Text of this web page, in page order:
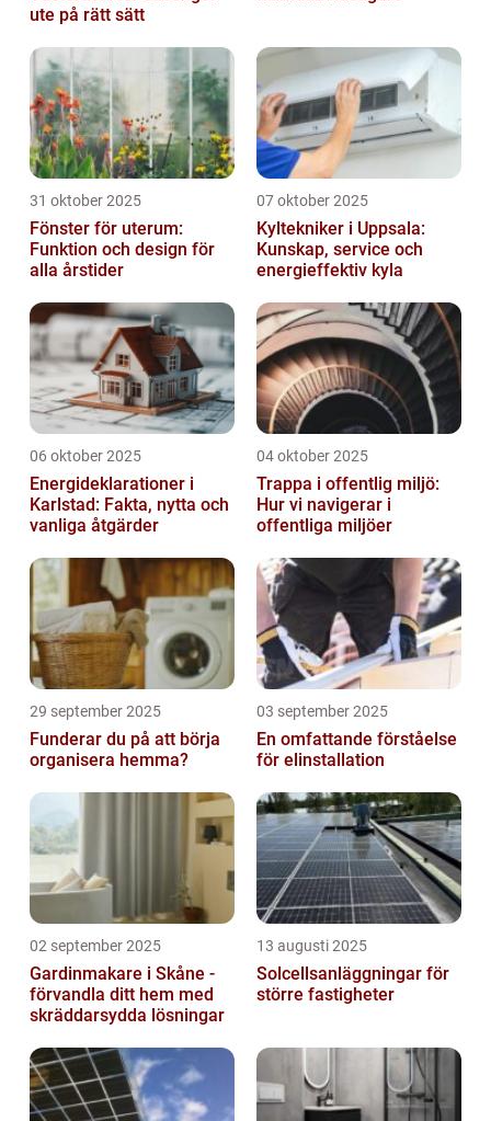
ute på rätt sätt
31 oktober 2025
Fönster för uterum:
Funktion och design för
alla årstider
07 oktober 2025
Kyltekniker i Uppsala:
Kunskap, service och
energieffektiv kyla
06 oktober 2025
Energideklarationer i
Karlstad: Fakta, nytta och
vanliga åtgärder
04 oktober 2025
Trappa i offentlig miljö:
Hur vi navigerar i
offentliga miljöer
29 september 2025
Funderar du på att börja
organisera hemma?
03 september 2025
En omfattande förståelse
för elinstallation
02 september 2025
Gardinmakare i Skåne -
förvandla ditt hem med
skräddarsydda lösningar
13 augusti 2025
Solcellsanläggningar för
större fastigheter